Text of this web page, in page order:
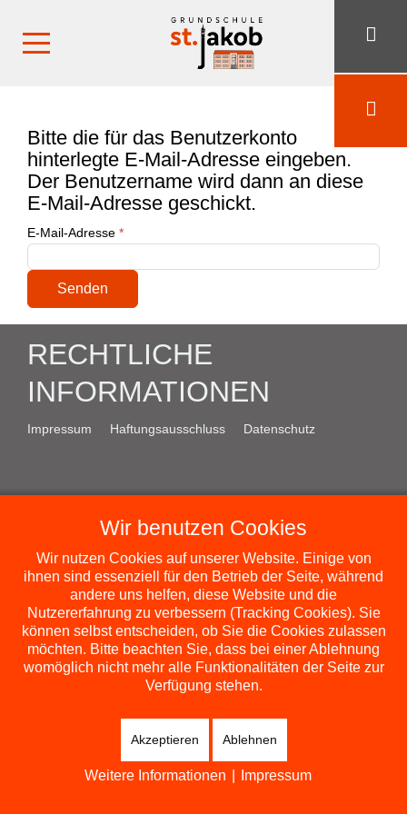
Bitte die für das Benutzerkonto
hinterlegte E-Mail-Adresse eingeben.
Der Benutzername wird dann an diese
E-Mail-Adresse geschickt.
E-Mail-Adresse*
Senden
RECHTLICHE
INFORMATIONEN
Impressum Haftungsausschluss Datenschutz
532670
© VS St. Jakob 2026, Design byWEBDESIGN WIRTH
Wir benutzen Cookies
Wir nutzen Cookies auf unserer Website. Einige von
ihnen sind essenziell für den Betrieb der Seite, während
andere uns helfen, diese Website und die
Nutzererfahrung zu verbessern (Tracking Cookies). Sie
können selbst entscheiden, ob Sie die Cookies zulassen
möchten. Bitte beachten Sie, dass bei einer Ablehnung
womöglich nicht mehr alle Funktionalitäten der Seite zur
Verfügung stehen.
Akzeptieren Ablehnen
Weitere Informationen Impressum